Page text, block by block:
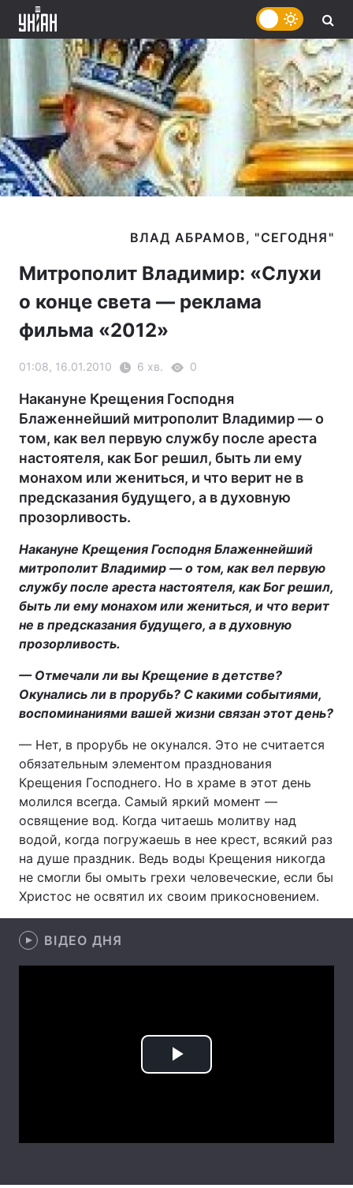
Війна
Україна Політика
Економіка Світ
Спорт Наука
Зброя
Митрополит Владимир: «Слухи
о конце света — реклама
фильма «2012»
01:08, 16.01.2010 6 хв. 0
Накануне Крещения Господня
Блаженнейший митрополит Владимир — о
том, как вел первую службу после ареста
настоятеля, как Бог решил, быть ли ему
монахом или жениться, и что верит не в
предсказания будущего, а в духовную
прозорливость.
Накануне Крещения Господня Блаженнейший
митрополит Владимир — о том, как вел первую
службу после ареста настоятеля, как Бог решил,
быть ли ему монахом или жениться, и что верит
не в предсказания будущего, а в духовную
прозорливость.
— Отмечали ли вы Крещение в детстве?
Окунались ли в прорубь? С какими событиями,
воспоминаниями вашей жизни связан этот день?
— Нет, в прорубь не окунался. Это не считается
обязательным элементом празднования
Крещения Господнего. Но в храме в этот день
молился всегда. Самый яркий момент —
освящение вод. Когда читаешь молитву над
водой, когда погружаешь в нее крест, всякий раз
на душе праздник. Ведь воды Крещения никогда
не смогли бы омыть грехи человеческие, если бы
Христос не освятил их своим прикосновением.
ВІДЕО ДНЯ
Play